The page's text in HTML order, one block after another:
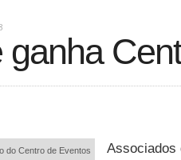
ganha
do Centro de Eventos
Associados